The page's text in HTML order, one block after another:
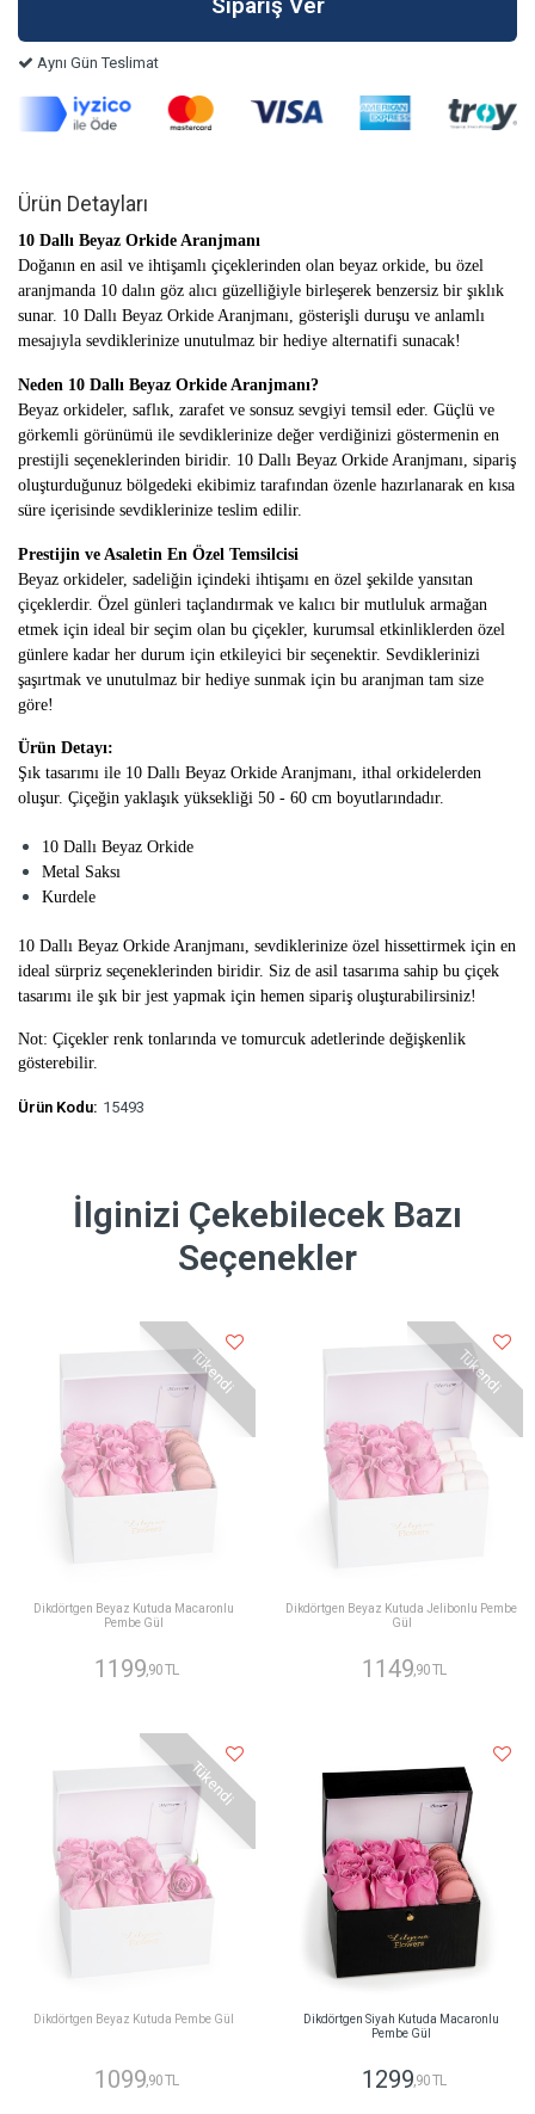
Aynı Gün Teslimat
Ürün Detayları
10 Dallı Beyaz Orkide Aranjmanı
Doğanın en asil ve ihtişamlı çiçeklerinden olan beyaz orkide, bu özel
aranjmanda 10 dalın göz alıcı güzelliğiyle birleşerek benzersiz bir şıklık
sunar. 10 Dallı Beyaz Orkide Aranjmanı, gösterişli duruşu ve anlamlı
mesajıyla sevdiklerinize unutulmaz bir hediye alternatifi sunacak!
Neden 10 Dallı Beyaz Orkide Aranjmanı?
Beyaz orkideler, saflık, zarafet ve sonsuz sevgiyi temsil eder. Güçlü ve
görkemli görünümü ile sevdiklerinize değer verdiğinizi göstermenin en
prestijli seçeneklerinden biridir. 10 Dallı Beyaz Orkide Aranjmanı, sipariş
oluşturduğunuz bölgedeki ekibimiz tarafından özenle hazırlanarak en kısa
süre içerisinde sevdiklerinize teslim edilir.
Prestijin ve Asaletin En Özel Temsilcisi
Beyaz orkideler, sadeliğin içindeki ihtişamı en özel şekilde yansıtan
çiçeklerdir. Özel günleri taçlandırmak ve kalıcı bir mutluluk armağan
etmek için ideal bir seçim olan bu çiçekler, kurumsal etkinliklerden özel
günlere kadar her durum için etkileyici bir seçenektir. Sevdiklerinizi
şaşırtmak ve unutulmaz bir hediye sunmak için bu aranjman tam size
göre!
Ürün Detayı:
Şık tasarımı ile 10 Dallı Beyaz Orkide Aranjmanı, ithal orkidelerden
oluşur. Çiçeğin yaklaşık yüksekliği 50 - 60 cm boyutlarındadır.
10 Dallı Beyaz Orkide
Metal Saksı
Kurdele
10 Dallı Beyaz Orkide Aranjmanı, sevdiklerinize özel hissettirmek için en
ideal sürpriz seçeneklerinden biridir. Siz de asil tasarıma sahip bu çiçek
tasarımı ile şık bir jest yapmak için hemen sipariş oluşturabilirsiniz!
Not: Çiçekler renk tonlarında ve tomurcuk adetlerinde değişkenlik
gösterebilir.
Ürün Kodu: 15493
İlginizi Çekebilecek Bazı
Seçenekler
Tükendi
Dikdörtgen Beyaz Kutuda Macaronlu
Pembe Gül
1199 ,90 TL
Tükendi
Dikdörtgen Beyaz Kutuda Jelibonlu Pembe
Gül
1149 ,90 TL
Tükendi
Dikdörtgen Beyaz Kutuda Pembe Gül
1099,90 TL
Dikdörtgen Siyah Kutuda Macaronlu
Pembe Gül
1299,90 TL